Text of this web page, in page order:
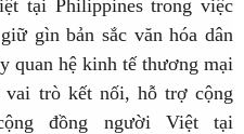
tại Philippines trong việc
gìn bản sắc văn hóa dân
quan hệ kinh tế thương mại
vai trò kết nối, hỗ trợ cộng
đồng người Việt tại